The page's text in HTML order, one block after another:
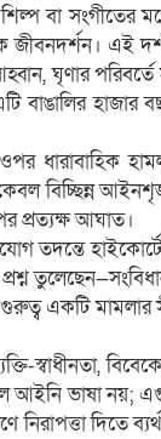
বা সংগীতের
এই
ঘৃণার পরিবর্তে
হাজার
ধারাবাহিক
বিচ্ছিন্ন
প্রত্যক্ষ আঘাত।
তদন্তে
একটি মামলার
স্বাধীনতা,
ভাষা নয়;
নিরাপত্তা দিতে